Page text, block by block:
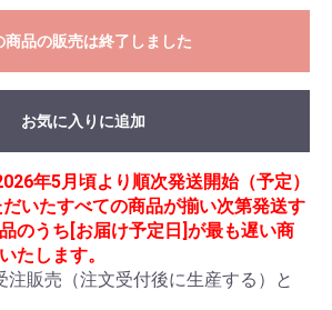
商品の販売は終了しました
お気に入りに追加
年5月頃より順次発送開始（予定）
いたすべての商品が揃い次第発送す
のうち[お届け予定日]が最も遅い商
たします。
注販売（注文受付後に生産する）と